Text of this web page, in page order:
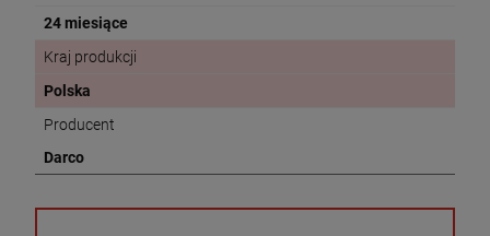
24 miesiące
Kraj produkcji
Polska
Producent
Darco